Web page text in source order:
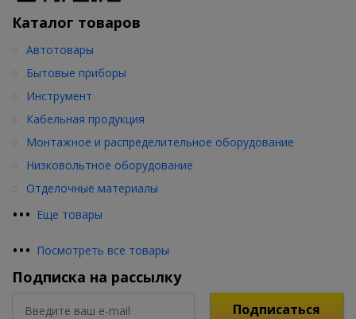
Каталог товаров
••• Еще товары
Автотовары
Бытовые приборы
Инструмент
Кабельная продукция
Монтажное и распределительное оборудование
Низковольтное оборудование
Отделочные материалы
••• Посмотреть все товары
Подписка на рассылку
Подписаться